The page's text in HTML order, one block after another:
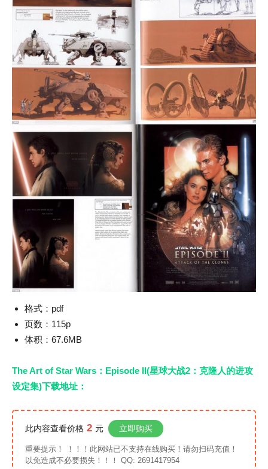
格式：pdf
页数：115p
体积：67.6MB
The Art of Star Wars：Episode II(星球大战2：克隆人的进攻
设定集)下载地址：
此内容查看价格 2 元 立即购买
重要提示！ ！！！此网站已不支持在线购买！请勿扫码充值！
以免造成不必要损失！！！ QQ: 2691417954